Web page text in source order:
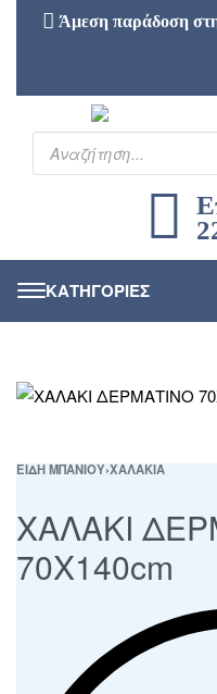
Άμεση παράδοση
ΕΙΔΗ ΜΠΑΝΙΟΥ›ΧΑΛΑΚΙΑ
ΧΑΛΑΚΙ
70Χ140cm